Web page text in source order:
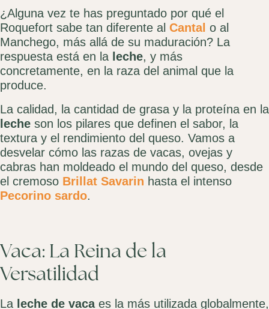
¿Alguna vez te has preguntado por qué el
Roquefort sabe tan diferente al Cantal o al
Manchego, más allá de su maduración? La
respuesta está en la leche, y más
concretamente, en la raza del animal que la
produce.
La calidad, la cantidad de grasa y la proteína en la
leche son los pilares que definen el sabor, la
textura y el rendimiento del queso. Vamos a
desvelar cómo las razas de vacas, ovejas y
cabras han moldeado el mundo del queso, desde
el cremoso Brillat Savarin hasta el intenso
Pecorino sardo.
Vaca: La Reina de la
Versatilidad
La leche de vacaes la más utilizada globalmente,